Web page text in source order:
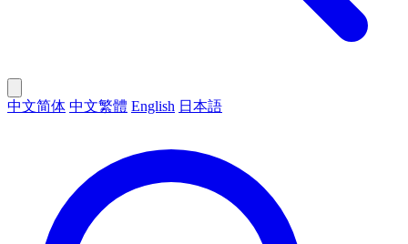
中文简体 中文繁體 English 日本語